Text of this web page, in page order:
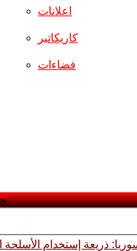
اعلانات
كاريكاتير
فضاءات
ذريعة إستخدام الأسلحة